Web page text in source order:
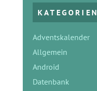
KATEGORIEN
Adventskalender
Allgemein
Android
Datenbank